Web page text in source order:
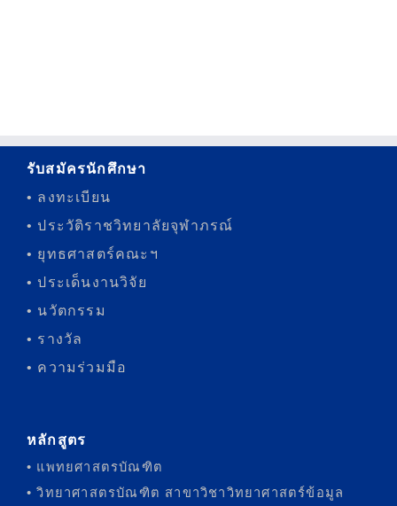
รับสมัครนักศึกษา
• ลงทะเบียน
• ประวัติราชวิทยาลัยจุฬาภรณ์
• ยุทธศาสตร์คณะฯ
• ประเด็นงานวิจัย
• นวัตกรรม
• รางวัล
• ความร่วมมือ
หลักสูตร
• แพทยศาสตรบัณฑิต
• วิทยาศาสตรบัณฑิต สาขาวิชาวิทยาศาสตร์ข้อมูล